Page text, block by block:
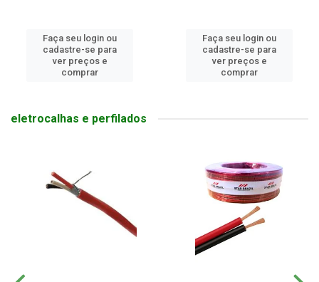
Faça seu login ou
cadastre-se para
ver preços e
comprar
Faça seu login ou
cadastre-se para
ver preços e
comprar
eletrocalhas e perfilados